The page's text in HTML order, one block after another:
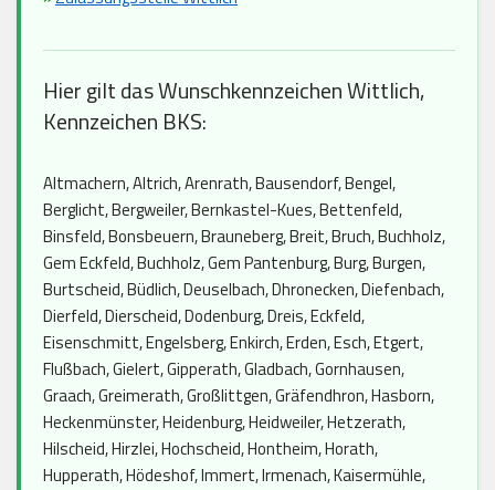
Hier gilt das Wunschkennzeichen Wittlich,
Kennzeichen BKS:
Altmachern, Altrich, Arenrath, Bausendorf, Bengel,
Berglicht, Bergweiler, Bernkastel-Kues, Bettenfeld,
Binsfeld, Bonsbeuern, Brauneberg, Breit, Bruch, Buchholz,
Gem Eckfeld, Buchholz, Gem Pantenburg, Burg, Burgen,
Burtscheid, Büdlich, Deuselbach, Dhronecken, Diefenbach,
Dierfeld, Dierscheid, Dodenburg, Dreis, Eckfeld,
Eisenschmitt, Engelsberg, Enkirch, Erden, Esch, Etgert,
Flußbach, Gielert, Gipperath, Gladbach, Gornhausen,
Graach, Greimerath, Großlittgen, Gräfendhron, Hasborn,
Heckenmünster, Heidenburg, Heidweiler, Hetzerath,
Hilscheid, Hirzlei, Hochscheid, Hontheim, Horath,
Hupperath, Hödeshof, Immert, Irmenach, Kaisermühle,